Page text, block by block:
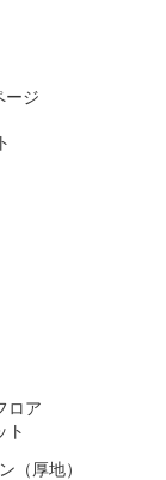
ージ
ロア
ト
（厚地）